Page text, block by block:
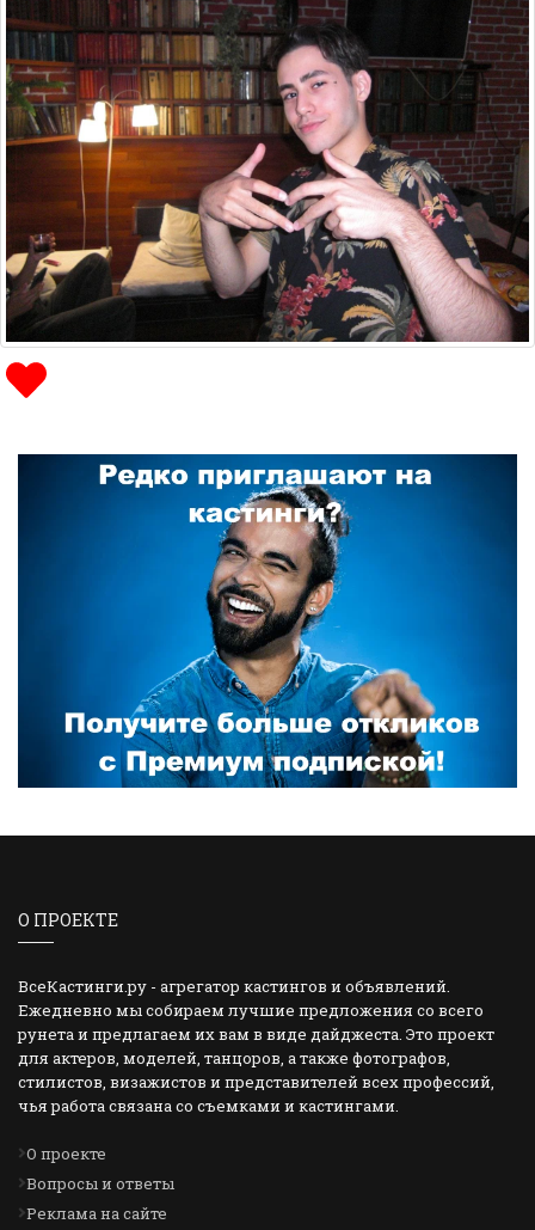
О ПРОЕКТЕ
ВсеКастинги.ру - агрегатор кастингов и объявлений.
Ежедневно мы собираем лучшие предложения со всего
рунета и предлагаем их вам в виде дайджеста. Это проект
для актеров, моделей, танцоров, а также фотографов,
стилистов, визажистов и представителей всех профессий,
чья работа связана со съемками и кастингами.
О проекте
Вопросы и ответы
Реклама на сайте